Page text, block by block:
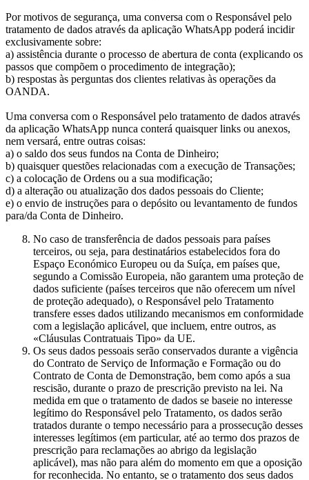
Por motivos de segurança, uma conversa com o Responsável pelo
tratamento de dados através da aplicação WhatsApp poderá incidir
exclusivamente sobre:
a) assistência durante o processo de abertura de conta (explicando os
passos que compõem o procedimento de integração);
b) respostas às perguntas dos clientes relativas às operações da
OANDA.
Uma conversa com o Responsável pelo tratamento de dados através
da aplicação WhatsApp nunca conterá quaisquer links ou anexos,
nem versará, entre outras coisas:
a) o saldo dos seus fundos na Conta de Dinheiro;
b) quaisquer questões relacionadas com a execução de Transações;
c) a colocação de Ordens ou a sua modificação;
d) a alteração ou atualização dos dados pessoais do Cliente;
e) o envio de instruções para o depósito ou levantamento de fundos
para/da Conta de Dinheiro.
No caso de transferência de dados pessoais para países
terceiros, ou seja, para destinatários estabelecidos fora do
Espaço Económico Europeu ou da Suíça, em países que,
segundo a Comissão Europeia, não garantem uma proteção de
dados suficiente (países terceiros que não oferecem um nível
de proteção adequado), o Responsável pelo Tratamento
transfere esses dados utilizando mecanismos em conformidade
com a legislação aplicável, que incluem, entre outros, as
«Cláusulas Contratuais Tipo» da UE.
Os seus dados pessoais serão conservados durante a vigência
do Contrato de Serviço de Informação e Formação ou do
Contrato de Conta de Demonstração, bem como após a sua
rescisão, durante o prazo de prescrição previsto na lei. Na
medida em que o tratamento de dados se baseie no interesse
legítimo do Responsável pelo Tratamento, os dados serão
tratados durante o tempo necessário para a prossecução desses
interesses legítimos (em particular, até ao termo dos prazos de
prescrição para reclamações ao abrigo da legislação
aplicável), mas não para além do momento em que a oposição
for reconhecida. No entanto, se o tratamento dos seus dados